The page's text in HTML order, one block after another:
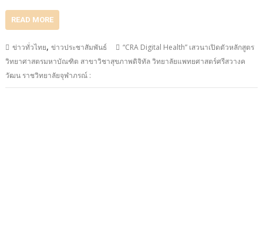
READ MORE
ข่าวทั่วไทย,ข่าวประชาสัมพันธ์
“CRA Digital Health” เสวนาเปิดตัวหลักสูตร
วิทยาศาสตรมหาบัณฑิต สาขาวิชาสุขภาพดิจิทัล วิทยาลัยแพทยศาสตร์ศรีสวางค
วัฒน ราชวิทยาลัยจุฬาภรณ์ :